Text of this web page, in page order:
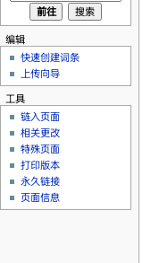
编辑
快速创建词条
上传向导
工具
链入页面
相关更改
特殊页面
打印版本
永久链接
页面信息